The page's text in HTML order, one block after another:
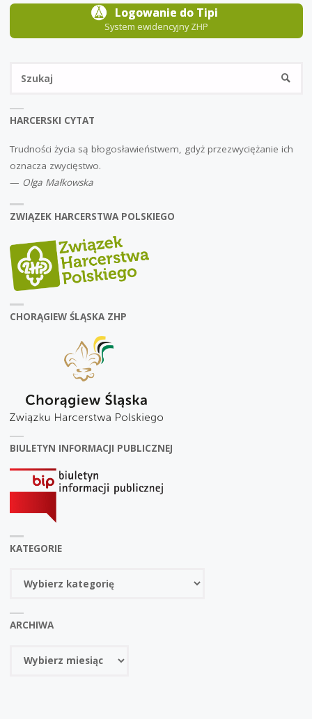
Logowanie do Tipi
System ewidencyjny ZHP
HARCERSKI CYTAT
Trudności życia są błogosławieństwem, gdyż przezwyciężanie ich
oznacza zwycięstwo.
— Olga Małkowska
ZWIĄZEK HARCERSTWA POLSKIEGO
CHORĄGIEW ŚLĄSKA ZHP
BIULETYN INFORMACJI PUBLICZNEJ
KATEGORIE
ARCHIWA